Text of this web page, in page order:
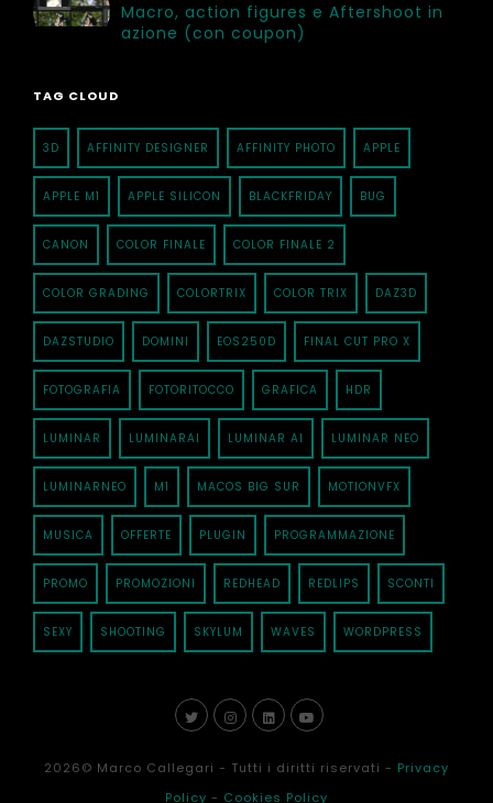
Macro, action figures e Aftershoot in
azione (con coupon)
TAG CLOUD
3D AFFINITY DESIGNER AFFINITY PHOTO APPLE
APPLE M1 APPLE SILICON BLACKFRIDAY BUG
CANON COLOR FINALE COLOR FINALE 2
COLOR GRADING COLORTRIX COLOR TRIX DAZ3D
DAZSTUDIO DOMINI EOS250D FINAL CUT PRO X
FOTOGRAFIA FOTORITOCCO GRAFICA HDR
LUMINAR LUMINARAI LUMINAR AI LUMINAR NEO
LUMINARNEO M1 MACOS BIG SUR MOTIONVFX
MUSICA OFFERTE PLUGIN PROGRAMMAZIONE
PROMO PROMOZIONI REDHEAD REDLIPS SCONTI
SEXY SHOOTING SKYLUM WAVES WORDPRESS
2026© Marco Callegari - Tutti i diritti riservati - Privacy
Policy - Cookies Policy